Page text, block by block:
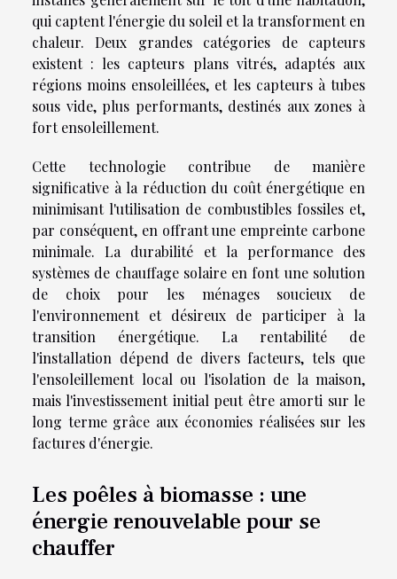
qui captent l'énergie du soleil et la transforment en
chaleur. Deux grandes catégories de capteurs
existent : les capteurs plans vitrés, adaptés aux
régions moins ensoleillées, et les capteurs à tubes
sous vide, plus performants, destinés aux zones à
fort ensoleillement.
Cette technologie contribue de manière
significative à la réduction du coût énergétique en
minimisant l'utilisation de combustibles fossiles et,
par conséquent, en offrant une empreinte carbone
minimale. La durabilité et la performance des
systèmes de chauffage solaire en font une solution
de choix pour les ménages soucieux de
l'environnement et désireux de participer à la
transition énergétique. La rentabilité de
l'installation dépend de divers facteurs, tels que
l'ensoleillement local ou l'isolation de la maison,
mais l'investissement initial peut être amorti sur le
long terme grâce aux économies réalisées sur les
factures d'énergie.
Les poêles à biomasse : une
énergie renouvelable pour se
chauffer